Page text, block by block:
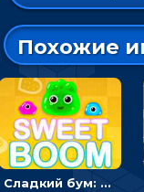
Похожие
Сладкий бум: тапнуть, чтобы взорвать желейки - головоломка